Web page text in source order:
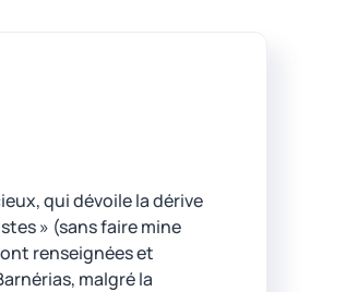
qui dévoile la dérive
» (sans faire mine
renseignées et
malgré la